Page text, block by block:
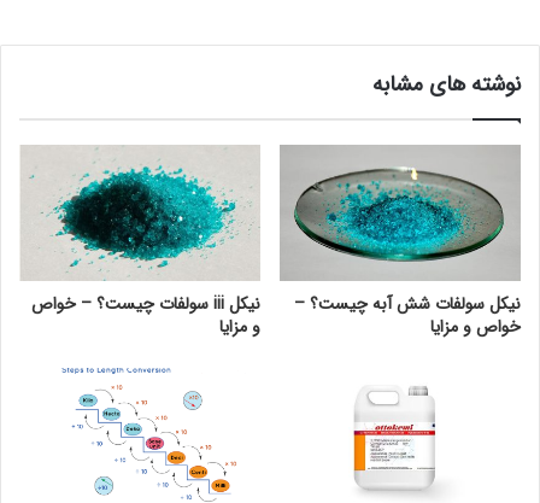
نوشته های مشابه
نیکل سولفات شش آبه چیست؟ –
خواص و مزایا
نیکل iii سولفات چیست؟ – خواص
و مزایا